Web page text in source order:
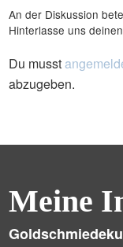
An der Diskussion
Hinterlasse uns
Du musst
abzugeben.
Meine